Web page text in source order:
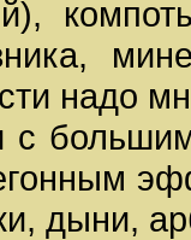
надо
с
дыни,